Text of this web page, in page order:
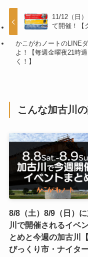
11/12（日
て開催！【
かこがわノートのLINE
よ！【毎週金曜夜21時
く！】
こんな加古川
8/8（土）8/9（日）
川で開催されるイベ
とめと今週の加古川
びっくり市・ナイタ